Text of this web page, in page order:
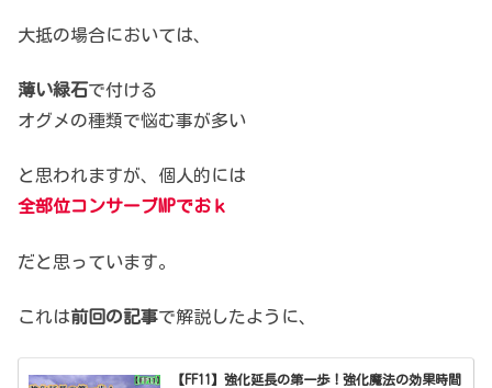
大抵の場合においては、
薄い緑石で付ける
オグメの種類で悩む事が多い
と思われますが、個人的には
全部位コンサーブMPでおｋ
だと思っています。
これは前回の記事で解説したように、
【FF11】強化延長の第一歩！強化魔法の効果時間